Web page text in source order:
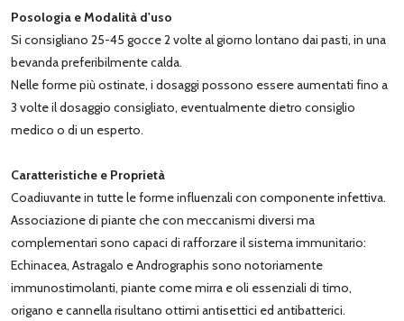
Posologia e Modalità d'uso
Si consigliano 25-45 gocce 2 volte al giorno lontano dai pasti, in una
bevanda preferibilmente calda.
Nelle forme più ostinate, i dosaggi possono essere aumentati fino a
3 volte il dosaggio consigliato, eventualmente dietro consiglio
medico o di un esperto.
Caratteristiche e Proprietà
Coadiuvante in tutte le forme influenzali con componente infettiva.
Associazione di piante che con meccanismi diversi ma
complementari sono capaci di rafforzare il sistema immunitario:
Echinacea, Astragalo e Andrographis sono notoriamente
immunostimolanti, piante come mirra e oli essenziali di timo,
origano e cannella risultano ottimi antisettici ed antibatterici.